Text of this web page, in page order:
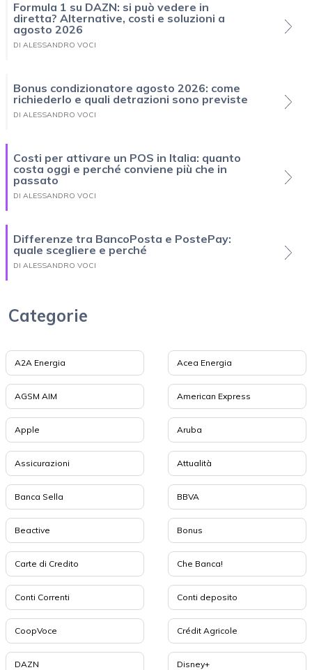
Formula 1 su DAZN: si può vedere in
diretta? Alternative, costi e soluzioni a
agosto 2026
DI ALESSANDRO VOCI
Bonus condizionatore agosto 2026: come
richiederlo e quali detrazioni sono previste
DI ALESSANDRO VOCI
Costi per attivare un POS in Italia: quanto
costa oggi e perché conviene più che in
passato
DI ALESSANDRO VOCI
Differenze tra BancoPosta e PostePay:
quale scegliere e perché
DI ALESSANDRO VOCI
Categorie
A2A Energia Acea Energia
AGSM AIM American Express
Apple Aruba
Assicurazioni Attualità
Banca Sella BBVA
Beactive Bonus
Carte di Credito Che Banca!
Conti Correnti Conti deposito
CoopVoce Crédit Agricole
DAZN Disney+